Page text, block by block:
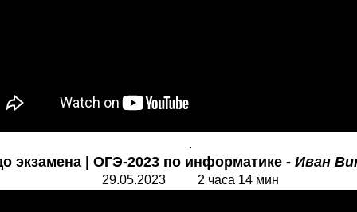
.
экзамена | ОГЭ-2023 по информатике - Иван
29.05.2023 2 часа 14 мин